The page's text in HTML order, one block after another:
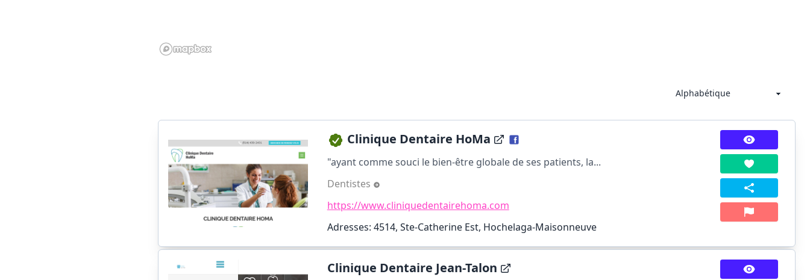
Clinique Dentaire HoMa
"ayant comme souci le bien-être globale de ses patients, la...
Dentistes
https://www.cliniquedentairehoma.com
Adresses: 4514, Ste-Catherine Est, Hochelaga-Maisonneuve
Clinique Dentaire Jean-Talon